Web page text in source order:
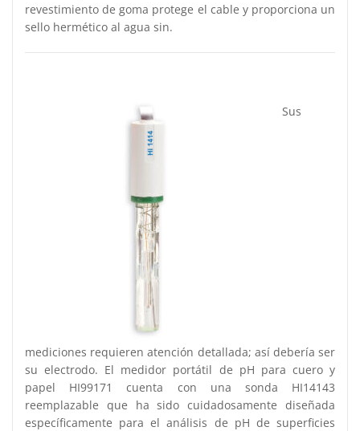
revestimiento de goma protege el cable y proporciona un
sello hermético al agua sin.
Sus
mediciones requieren atención detallada; así debería ser
su electrodo. El medidor portátil de pH para cuero y
papel HI99171 cuenta con una sonda HI14143
reemplazable que ha sido cuidadosamente diseñada
específicamente para el análisis de pH de superficies